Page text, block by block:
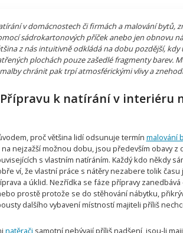
v domácnostech či firmách a malování bytů,
sádrokartonových příček anebo jen obnovu
z nás intuitivně odkládá na dobu pozdější, kdy
plochách pouze zašedlé fragmenty barev.
chránit pak trpí atmosférickými vlivy a
Přípravu k natírání v interiéru
proč většina lidí odsunuje termín malování
na nejzažší možnou dobu, jsou především obavy z
s vlastním natíráním. Každý kdo někdy
ví, že vlastní práce s nátěry nezabere tolik času
a úklid. Nezřídka se fáze přípravy
prostě protože se do stěhování nábytku,
dalšího vybavení místností majiteli příliš
natěrači samotní nebývají příliš nadšení, jsou-li